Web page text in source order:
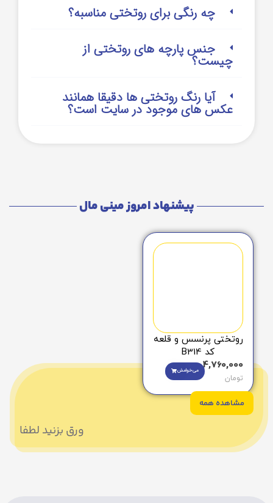
چه رنگی برای روتختی مناسبه؟
جنس پارچه های روتختی از
چیست؟
آیا رنگ روتختی ها دقیقا همانند
عکس های موجود در سایت است؟
پیشنهاد امروز مینی مال
روتختی پرنسس و قلعه
کد B314
4,760,000
تومان
می‌خوامش
مشاهده همه
ورق بزنید لطفا